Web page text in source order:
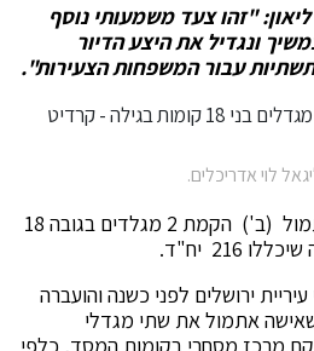
"זהו צעד משמעותי נוסף
ונגדיל את היצע הדיור
עבור המשפחות הצעירות".
לוי אדריכלים.
הוועדה המחוזית אישרה אתמול (ב') הקמת 2 מגלדים בגובה 18
216 יח"ד.
ירושלים לפני כשנה והועברה
אתמול את שתי מגדלי